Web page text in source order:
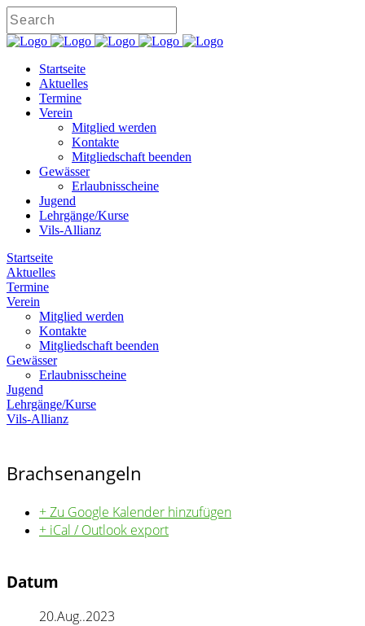
Startseite
Aktuelles
Termine
Verein
Mitglied werden
Kontakte
Mitgliedschaft beenden
Gewässer
Erlaubnisscheine
Jugend
Lehrgänge/Kurse
Vils-Allianz
Startseite
Aktuelles
Termine
Verein
Mitglied werden
Kontakte
Mitgliedschaft beenden
Gewässer
Erlaubnisscheine
Jugend
Lehrgänge/Kurse
Vils-Allianz
Brachsenangeln
+ Zu Google Kalender hinzufügen
+ iCal / Outlook export
Datum
20.Aug..2023